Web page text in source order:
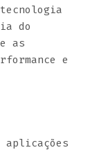
tecnologia
do
as
e